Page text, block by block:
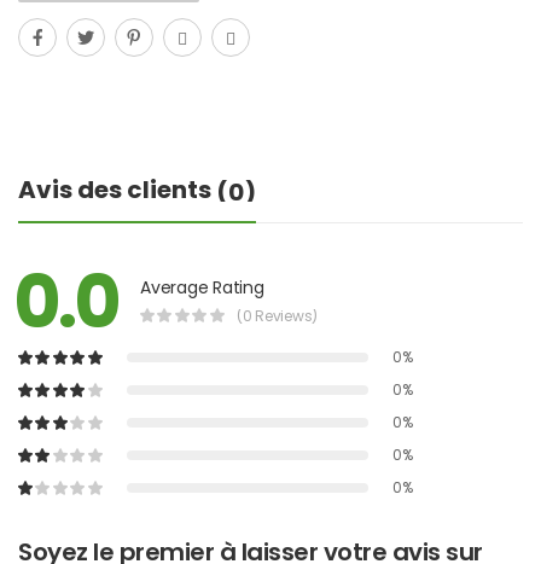
Avis des clients (0)
0.0 Average Rating
(0 Reviews)
0%
0%
0%
0%
0%
Soyez le premier à laisser votre avis sur